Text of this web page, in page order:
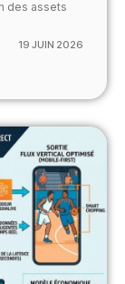
des assets
19 JUIN 2026